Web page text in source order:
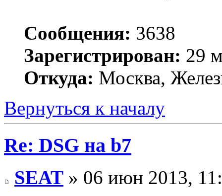
Сообщения: 3638
Зарегистрирован: 29
Откуда: Москва,
Вернуться к началу
Re: DSG на b7
SEAT » 06 июн 2013,